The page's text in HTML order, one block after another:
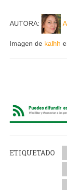
AUTORA:
Imagen de kalhh
ETIQUETADO